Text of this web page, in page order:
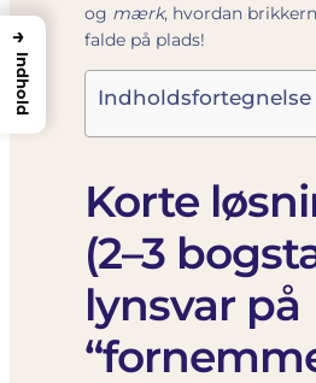
og mærk, hvordan
falde på plads!
Indholdsfortegnelse
Korte
(2–3
lynsvar på
→
Indhold